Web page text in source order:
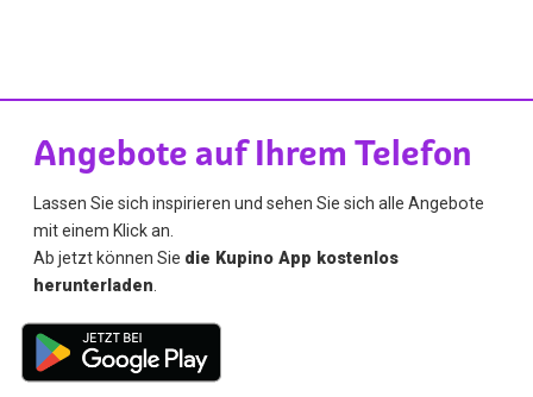
Angebote auf Ihrem Telefon
Lassen Sie sich inspirieren und sehen Sie sich alle Angebote
mit einem Klick an.
Ab jetzt können Sie die Kupino App kostenlos
herunterladen